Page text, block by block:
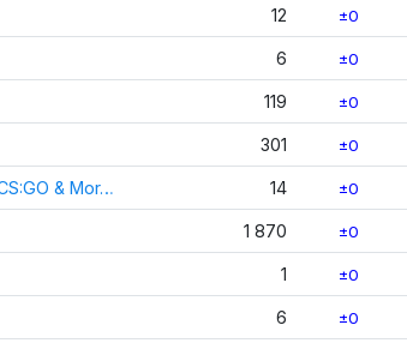
12 ±0
6 ±0
119 ±0
301 ±0
& Mor… 14 ±0
1 870 ±0
1 ±0
6 ±0